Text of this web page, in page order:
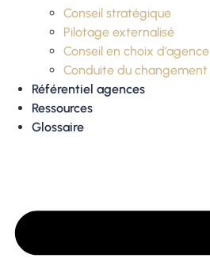
Conseil stratégique
Pilotage externalisé
Conseil en choix d’agence
Conduite du changement
Référentiel agences
Ressources
Glossaire